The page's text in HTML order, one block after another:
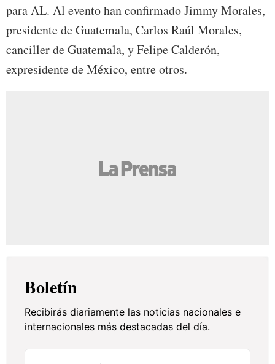
para AL. Al evento han confirmado Jimmy Morales,
presidente de Guatemala, Carlos Raúl Morales,
canciller de Guatemala, y Felipe Calderón,
expresidente de México, entre otros.
Boletín
Recibirás diariamente las noticias nacionales e
internacionales más destacadas del día.